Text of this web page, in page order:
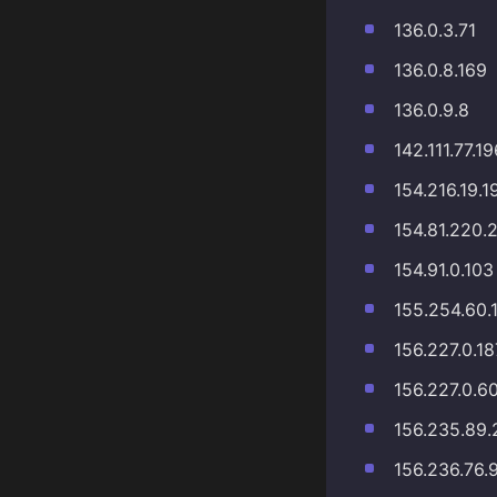
136.0.3.71
136.0.8.169
136.0.9.8
154.91.0.103
156.227.0.60